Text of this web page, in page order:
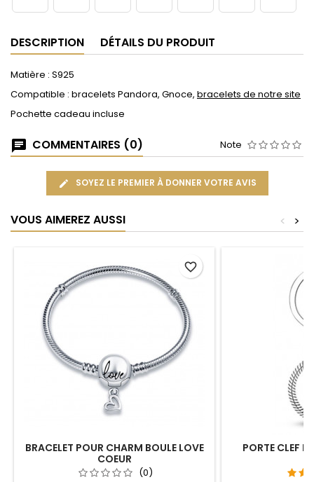
DESCRIPTION DÉTAILS DU PRODUIT
Matière : S925
Compatible : bracelets Pandora, Gnoce, bracelets de notre site
Pochette cadeau incluse
COMMENTAIRES (0) Note
SOYEZ LE PREMIER À DONNER VOTRE AVIS
VOUS AIMEREZ AUSSI >
<
BRACELET POUR CHARM BOULE LOVE
COEUR
(0)
favorite_border
PORTE CLEF